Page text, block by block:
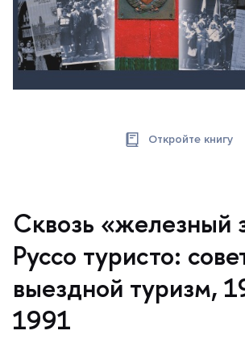
Откройте книгу
Сквозь «железный
Руссо туристо:
ыездной туризм,
1991